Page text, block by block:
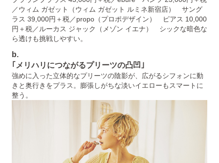
／ウィム ガゼット（ウィム ガゼット ルミネ新宿店） サング
ラス 39,000円＋税／propo（プロポデザイン） ピアス 10,000
円＋税／ルーカス ジャック（メゾン イエナ） シックな暗色な
ら透けも挑戦しやすい。
b.
｢メリハリにつながるプリーツの凸凹｣
強めに入った立体的なプリーツの陰影が、広がるシフォンに動
きと奥行きをプラス。膨張しがちな淡いイエローもスマートに
整う。